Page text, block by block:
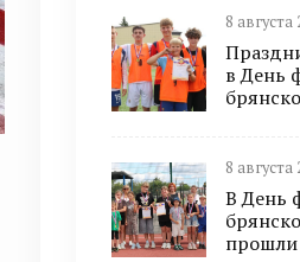
8 августа
в День
8 августа
В День
прошли